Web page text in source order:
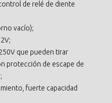
de relé de diente
vacío);
que pueden tirar
protección de escape de
fuerte capacidad